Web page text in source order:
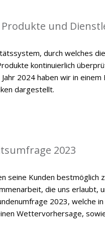
und
durch welches
kontinuierlich
2024 haben wir in
dargestellt.
2023
seine Kunden bestmöglich
die uns erlaubt,
2023, welche
Wettervorhersage,